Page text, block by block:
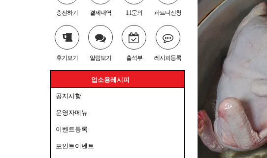
충전하기 결제내역 1:1문의 파트너신청
후기보기 알림보기 출석부 레시피등록
업소용레시피
공지사항
운영자메뉴
이벤트등록
포인트이벤트